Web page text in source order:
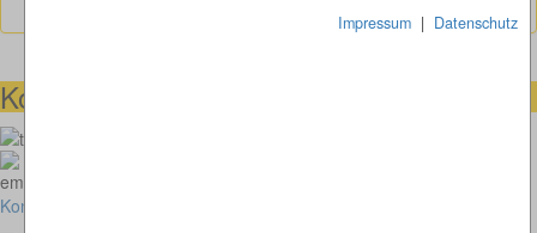
Impressum | Datenschutz
Kontaktmöglichkeiten
Kontakt